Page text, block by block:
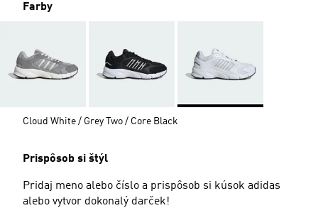
Farby
Cloud White / Grey Two / Core Black
Prispôsob si štýl
Pridaj meno alebo číslo a prispôsob si kúsok adidas
alebo vytvor dokonalý darček!